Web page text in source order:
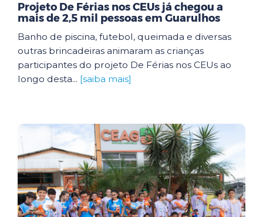
Projeto De Férias nos CEUs já chegou a
mais de 2,5 mil pessoas em Guarulhos
Banho de piscina, futebol, queimada e diversas
outras brincadeiras animaram as crianças
participantes do projeto De Férias nos CEUs ao
longo desta... [saiba mais]